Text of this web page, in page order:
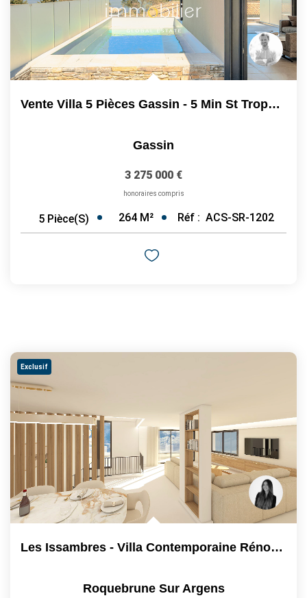
Vente Villa 5 Pièces Gassin - 5 Min St Tropez Et Plages À...
Gassin
3 275 000 €
honoraires compris
5 Pièce(s) 264 M² Réf : ACS-SR-1202
Exclusif
Les Issambres - Villa Contemporaine Rénovée Avec Vue Mer...
Roquebrune Sur Argens